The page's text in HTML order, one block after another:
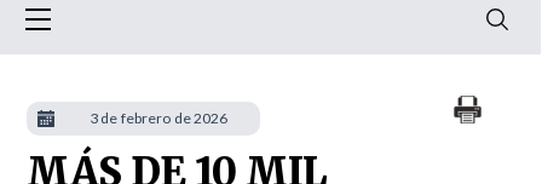
MÁS DE 10 MIL
3 de febrero de 2026